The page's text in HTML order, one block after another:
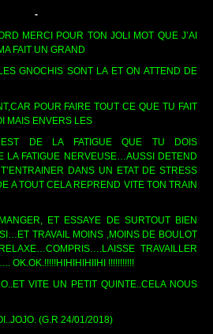
-
MERCI POUR TON JOLI MOT QUE J’AI
FAIT UN GRAND
GNOCHIS SONT LA ET ON ATTEND DE
POUR FAIRE TOUT CE QUE TU FAIT
MAIS ENVERS LES
DE LA FATIGUE QUE TU DOIS
LA FATIGUE NERVEUSE…AUSSI DETEND
DANS UN ETAT DE STRESS
A TOUT CELA REPREND VITE TON TRAIN
ET ESSAYE DE SURTOUT BIEN
TRAVAIL MOINS ,MOINS DE BOULOT
TRAVAILLER
OK.OK.!!!!!HIHIHIHIIHI !!!!!!!!!!!
VITE UN PETIT QUINTE..CELA NOUS
(G.R 24/01/2018)